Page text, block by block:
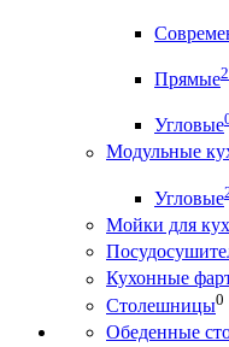
Прямые
Угловые
Модульные
Угловые
Мойки для
Кухонные
Столешницы0
Обеденные